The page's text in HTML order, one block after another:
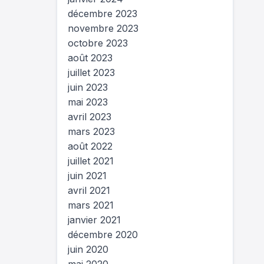
décembre 2023
novembre 2023
octobre 2023
août 2023
juillet 2023
juin 2023
mai 2023
avril 2023
mars 2023
août 2022
juillet 2021
juin 2021
avril 2021
mars 2021
janvier 2021
décembre 2020
juin 2020